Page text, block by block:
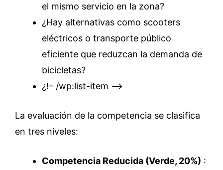
el mismo servicio en la zona?
¿Hay alternativas como scooters
eléctricos o transporte público
eficiente que reduzcan la demanda de
bicicletas?
¿!– /wp:list-item –>
La evaluación de la competencia se clasifica
en tres niveles:
Competencia Reducida (Verde, 20%) :